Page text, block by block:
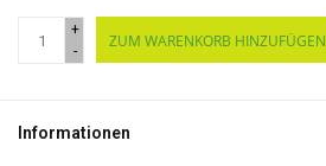
+
-
ZUM WARENKORB HINZUFÜGEN
Informationen